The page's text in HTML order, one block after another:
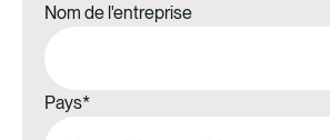
Nom de l'entreprise
Pays*